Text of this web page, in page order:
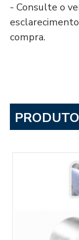
- Consulte o
compra.